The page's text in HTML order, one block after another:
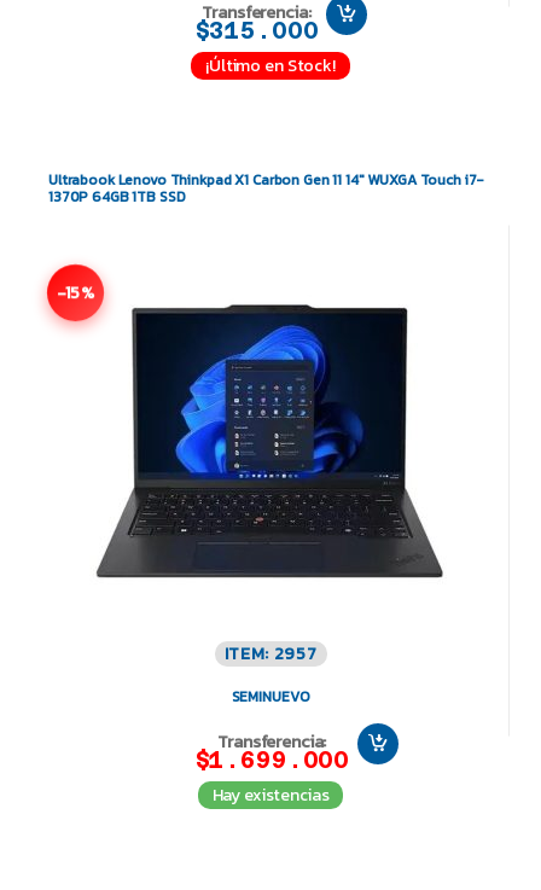
Transferencia:
$315.000
¡Último en Stock!
Ultrabook Lenovo Thinkpad X1 Carbon Gen 11 14″ WUXGA Touch i7-
1370P 64GB 1TB SSD
-15%
ITEM: 2957
SEMINUEVO
Transferencia:
$1.699.000
Hay existencias